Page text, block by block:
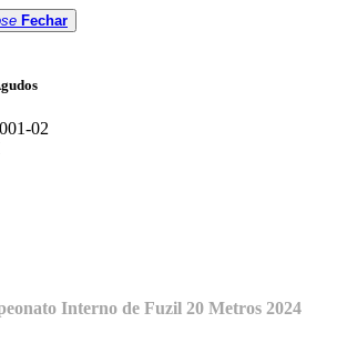
Fechar
02
Interno de Fuzil 20 Metros 2024